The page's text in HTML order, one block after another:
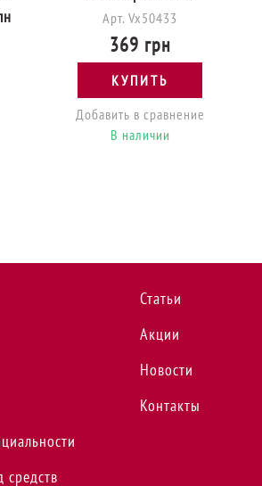
Нож для очистки овощей
Victorinox STANDARD 8см
волн черн 5.0433
Арт. Vx50433
В наличии